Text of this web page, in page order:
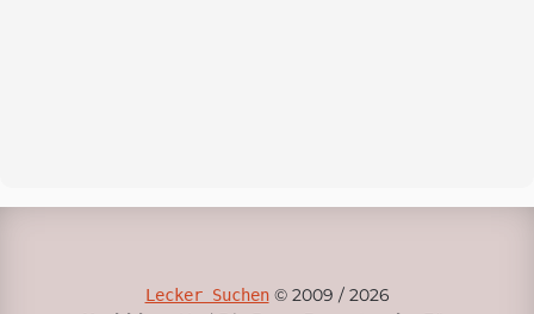
Lecker Suchen© 2009 / 2026